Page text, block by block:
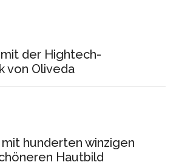
der Hightech-
von Oliveda
hunderten winzigen
Hautbild